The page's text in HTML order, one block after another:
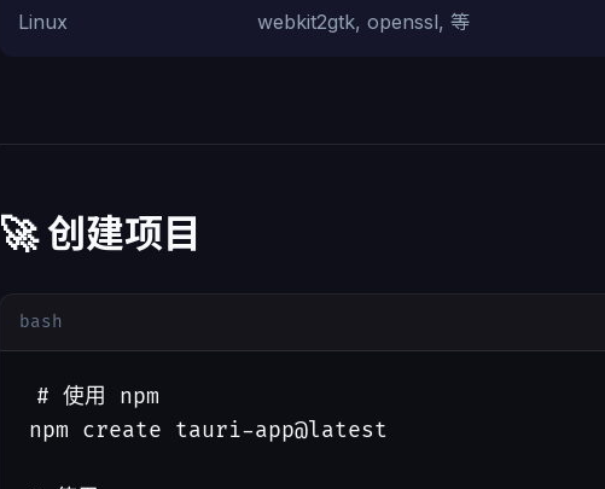
Linux webkit2gtk, openssl, 等
🚀 创建项目
bash
# 使用 npm
npm create tauri-app@latest